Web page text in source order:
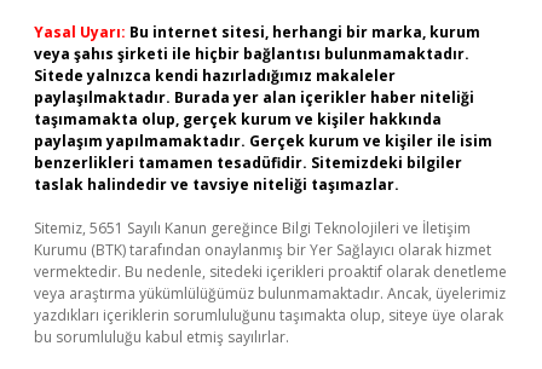
Yasal Uyarı: Bu internet sitesi, herhangi bir marka, kurum
veya şahıs şirketi ile hiçbir bağlantısı bulunmamaktadır.
Sitede yalnızca kendi hazırladığımız makaleler
paylaşılmaktadır. Burada yer alan içerikler haber niteliği
taşımamakta olup, gerçek kurum ve kişiler hakkında
paylaşım yapılmamaktadır. Gerçek kurum ve kişiler ile isim
benzerlikleri tamamen tesadüfidir. Sitemizdeki bilgiler
taslak halindedir ve tavsiye niteliği taşımazlar.
Sitemiz, 5651 Sayılı Kanun gereğince Bilgi Teknolojileri ve İletişim
Kurumu (BTK) tarafından onaylanmış bir Yer Sağlayıcı olarak hizmet
vermektedir. Bu nedenle, sitedeki içerikleri proaktif olarak denetleme
veya araştırma yükümlülüğümüz bulunmamaktadır. Ancak, üyelerimiz
yazdıkları içeriklerin sorumluluğunu taşımakta olup, siteye üye olarak
bu sorumluluğu kabul etmiş sayılırlar.